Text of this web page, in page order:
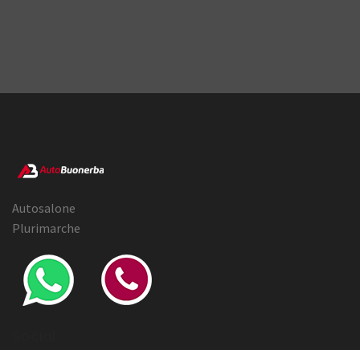
Autosalone
Plurimarche